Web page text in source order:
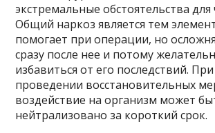
экстремальные обстоятельства для
Общий наркоз является тем
помогает при операции, но
сразу после нее и потому
избавиться от его последствий.
проведении восстановительных
воздействие на организм может
нейтрализовано за короткий срок.